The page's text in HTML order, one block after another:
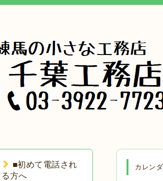
カレン
■初めて電話され
る方へ